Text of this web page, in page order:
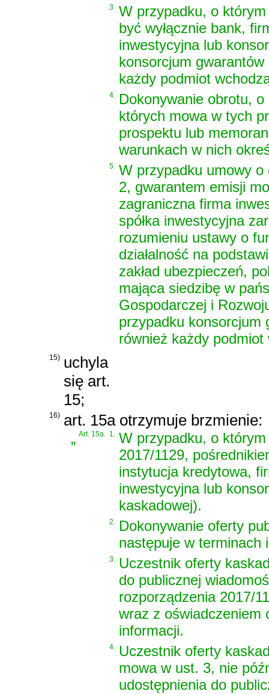
3. W przypadku, o
być wyłącznie bank,
inwestycyjna lub
konsorcjum
każdy podmiot
4. Dokonywanie obrotu,
których mowa w tych
prospektu lub
warunkach w nich
5. W przypadku umowy
2, gwarantem emisji
zagraniczna firma
spółka inwestycyjna
rozumieniu ustawy o
działalność na
zakład ubezpieczeń,
mająca siedzibę w
Gospodarczej i
przypadku konsorcjum
również każdy podmiot
15) uchyla
się art.
15;
16) art. 15a otrzymuje brzmienie:
„Art. 15a. 1. W przypadku, o
2017/1129,
instytucja kredytowa,
inwestycyjna lub
kaskadowej).
2. Dokonywanie oferty
następuje w terminach
3. Uczestnik oferty
do publicznej
rozporządzenia 2017/
wraz z oświadczeniem
informacji.
4. Uczestnik oferty
mowa w ust. 3, nie
udostępnienia do